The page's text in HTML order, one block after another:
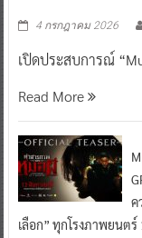
4 กรกฎาคม 2026
เปิดประสบการณ์
Read More
ค
เลือก” ทุกโรงภาพยนต